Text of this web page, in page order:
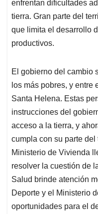
enfrentan dificultades
tierra. Gran parte del
que limita el desarrollo
productivos.
El gobierno del cambio
los más pobres, y entre
Santa Helena. Estas
instrucciones del
acceso a la tierra, y
cumpla con su parte del
Ministerio de Vivienda
resolver la cuestión de
Salud brinde atención
Deporte y el Ministerio
oportunidades para el